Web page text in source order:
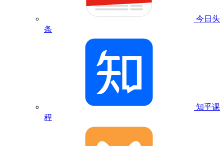
今日头
条
知乎课
程